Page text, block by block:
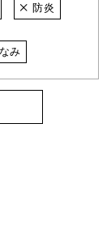
防炎
み